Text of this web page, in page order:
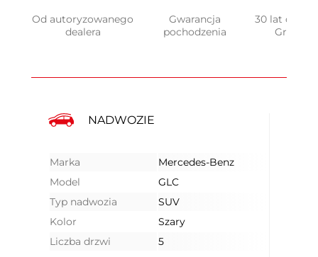
Od autoryzowanego
dealera
Gwarancja
pochodzenia
30 lat
Grupy
NADWOZIE
Marka
Mercedes-Benz
Model
GLC
Typ nadwozia
SUV
Kolor
Szary
Liczba drzwi
5